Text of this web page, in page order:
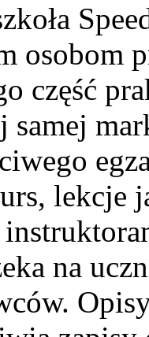
osobom
część
samej
lekcje
na